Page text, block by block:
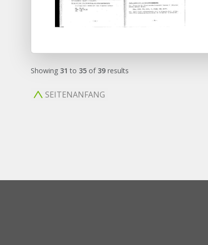
Showing 31 to 35 of 39 results
SEITENANFANG